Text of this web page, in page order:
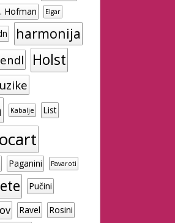
Hofman Elgar
harmonija
Holst
Kabalje List
Paganini Pavaroti
Pučini
Ravel Rosini